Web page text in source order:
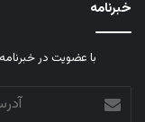
خبرنامه
با عضویت در
آدرس
ایمیل